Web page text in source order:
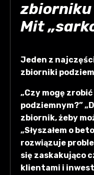
zbiorniku
Mit
Jeden z
zbiorniki
„Czy mogę
podziemnym?”
zbiornik, żeby
„Słyszałem o
rozwiązuje
się zaskakująco
klientami i